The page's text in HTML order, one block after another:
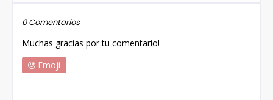
0 Comentarios
Muchas gracias por tu comentario!
Emoji